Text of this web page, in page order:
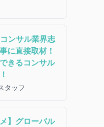
ンサル業界志
に直接取材！
きるコンサル
タッフ
】グローバル